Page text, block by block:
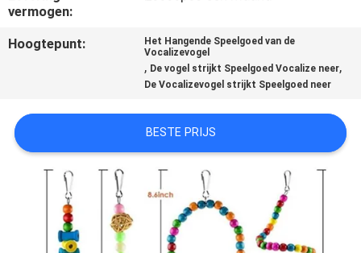
SITEMAP
PRIVACY
POLICY
vermogen:
Hoogtepunt:
Het Hangende Speelgoed van de
Vocalizevogel
, De vogel strijkt Speelgoed Vocalize neer,
De Vocalizevogel strijkt Speelgoed neer
BESTE PRIJS